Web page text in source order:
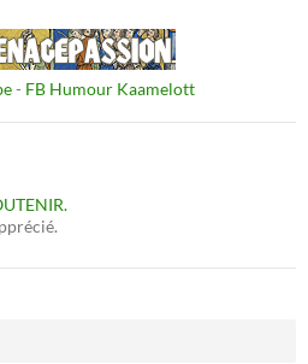
- FB Humour Kaamelott